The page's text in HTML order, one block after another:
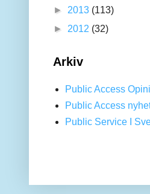
► 2013 (113)
► 2012 (32)
Arkiv
Public Access
Public Access
Public Service I